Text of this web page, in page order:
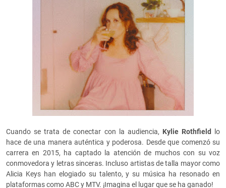
Cuando se trata de conectar con la audiencia, Kylie Rothfield
lo
hace de una manera auténtica y poderosa. Desde que comenzó su
carrera en 2015, ha captado la atención de muchos con su voz
conmovedora y letras sinceras. Incluso artistas de talla mayor como
Alicia Keys han elogiado su talento, y su música ha resonado en
plataformas como ABC y MTV. ¡Imagina el lugar que se ha ganado!